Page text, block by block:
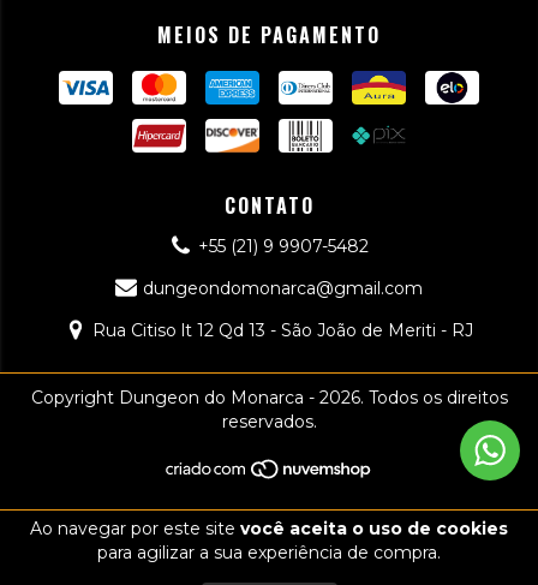
Ao navegar por este site você aceita o uso de cookies
para agilizar a sua experiência de compra.
MEIOS DE PAGAMENTO
CONTATO
+55 (21) 9 9907-5482
dungeondomonarca@gmail.com
Rua Citiso lt 12 Qd 13 - São João de Meriti - RJ
Copyright Dungeon do Monarca - 2026. Todos os direitos
reservados.